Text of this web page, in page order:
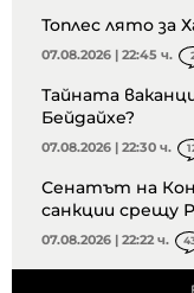
Топлес лято за
07.08.2026 | 22:45 ч.
Тайната
Бейдайхе?
07.08.2026 | 22:30 ч.
Сенатът на
санкции срещу
07.08.2026 | 22:22 ч.